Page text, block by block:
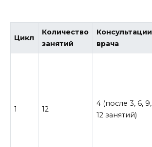
Цикл
Количество
занятий
Консультации
врача
1 12
4 (после 3, 6, 9,
12 занятий)